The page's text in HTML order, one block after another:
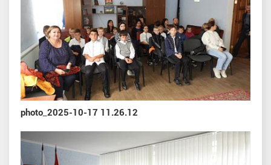
photo_2025-10-17 11.26.12